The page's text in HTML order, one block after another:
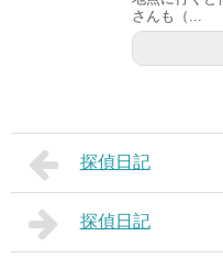
さんも（...
探偵日記
探偵日記